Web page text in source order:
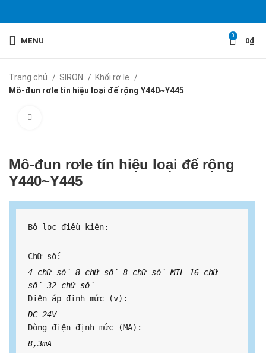
MENU
0
0₫
Trang chủ SIRON
Khối rơ le
Mô-đun rơle tín hiệu loại đế rộng Y440~Y445
Mô-đun rơle tín hiệu loại đế rộng
Y440~Y445
Bộ lọc điều kiện:
Chữ số:
4 chữ số 8 chữ số 8 chữ số MIL 16 chữ
số 32 chữ số
Điện áp định mức (v):
DC 24V
Dòng điện định mức (MA):
8,3mA